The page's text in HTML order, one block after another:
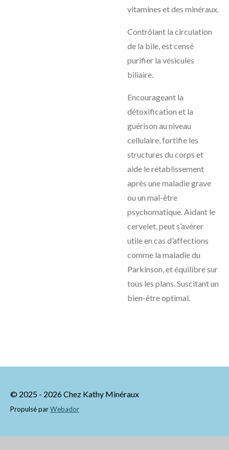
vitamines et des minéraux.
Contrôlant la circulation
de la bile, est censé
purifier la vésicules
biliaire.
Encourageant la
détoxification et la
guérison au niveau
cellulaire, fortifie les
structures du corps et
aide le rétablissement
après une maladie grave
ou un mal-être
psychomatique. Aidant le
cervelet, peut s’avérer
utile en cas d’affections
comme la maladie du
Parkinson, et équilibre sur
tous les plans. Suscitant un
bien-être optimal.
© 2025 - 2026 Chez Kathy Minéraux
Propulsé parWebador